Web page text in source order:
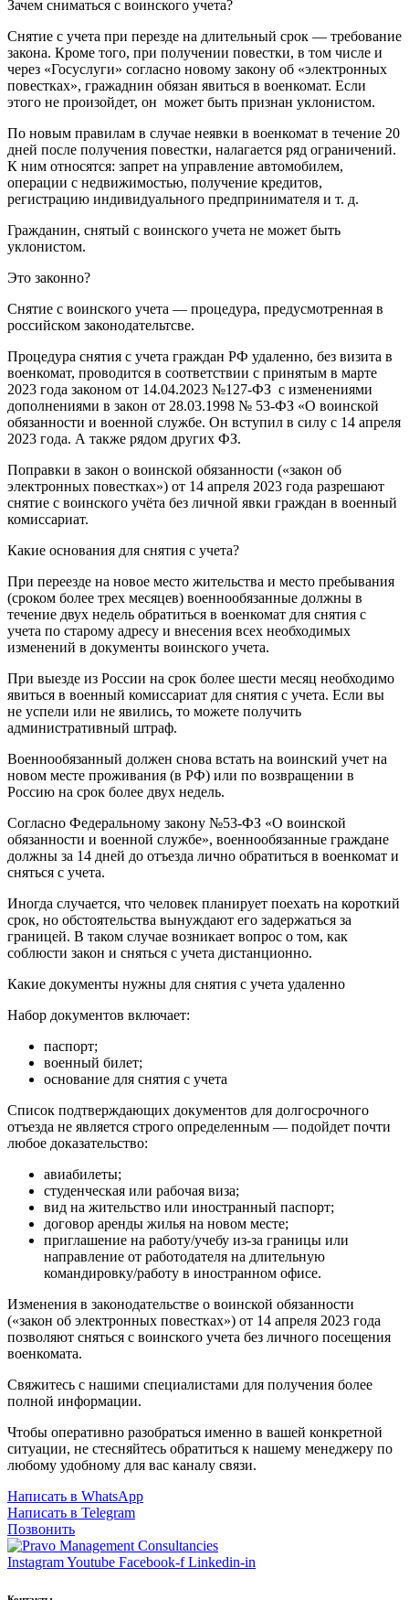
Зачем сниматься с воинского учета?
Снятие с учета при перезде на длительный срок — требование
закона. Кроме того, при получении повестки, в том числе и
через «Госуслуги» согласно новому закону об «электронных
повестках», гражаднин обязан явиться в военкомат. Если
этого не произойдет, он может быть признан уклонистом.
По новым правилам в случае неявки в военкомат в течение 20
дней после получения повестки, налагается ряд ограничений.
К ним относятся: запрет на управление автомобилем,
операции с недвижимостью, получение кредитов,
регистрацию индивидуального предпринимателя и т. д.
Гражданин, снятый с воинского учета не может быть
уклонистом.
Это законно?
Cнятие с воинского учета — процедура, предусмотренная в
российском законодательтсве.
Процедура снятия с учета граждан РФ удаленно, без визита в
военкомат, проводится в соответствии с принятым в марте
2023 года законом от 14.04.2023 №127-ФЗ с изменениями
дополнениями в закон от 28.03.1998 № 53-ФЗ «О воинской
обязанности и военной службе. Он вступил в силу с 14 апреля
2023 года. А также рядом других ФЗ.
Поправки в закон о воинской обязанности («закон об
электронных повестках») от 14 апреля 2023 года разрешают
снятие с воинского учёта без личной явки граждан в военный
комиссариат.
Какие основания для снятия с учета?
При переезде на новое место жительства и место пребывания
(сроком более трех месяцев) военнообязанные должны в
течение двух недель обратиться в военкомат для снятия с
учета по старому адресу и внесения всех необходимых
изменений в документы воинского учета.
При выезде из России на срок более шести месяц необходимо
явиться в военный комиссариат для снятия с учета. Если вы
не успели или не явились, то можете получить
административный штраф.
Военнообязанный должен снова встать на воинский учет на
новом месте проживания (в РФ) или по возвращении в
Россию на срок более двух недель.
Согласно Федеральному закону №53-ФЗ «О воинской
обязанности и военной службе», военнообязанные граждане
должны за 14 дней до отъезда лично обратиться в военкомат и
сняться с учета.
Иногда случается, что человек планирует поехать на короткий
срок, но обстоятельства вынуждают его задержаться за
границей. В таком случае возникает вопрос о том, как
соблюсти закон и сняться с учета дистанционно.
Какие документы нужны для снятия с учета удаленно
Набор документов включает:
паспорт;
военный билет;
основание для снятия с учета
Список подтверждающих документов для долгосрочного
отъезда не является строго определенным — подойдет почти
любое доказательство:
авиабилеты;
студенческая или рабочая виза;
вид на жительство или иностранный паспорт;
договор аренды жилья на новом месте;
приглашение на работу/учебу из-за границы или
направление от работодателя на длительную
командировку/работу в иностранном офисе.
Изменения в законодательстве о воинской обязанности
(«закон об электронных повестках») от 14 апреля 2023 года
позволяют сняться с воинского учета без личного посещения
военкомата.
Свяжитесь с нашими специалистами для получения более
полной информации.
Чтобы оперативно разобраться именно в вашей конкретной
ситуации, не стесняйтесь обратиться к нашему менеджеру по
любому удобному для вас каналу связи.
Написать в WhatsApp
Написать в Telegram
Позвонить
InstagramYoutube Facebook-f Linkedin-in